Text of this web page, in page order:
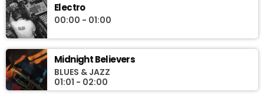
Electro
00:00 - 01:00
Midnight Believers
BLUES & JAZZ
01:01 - 02:00